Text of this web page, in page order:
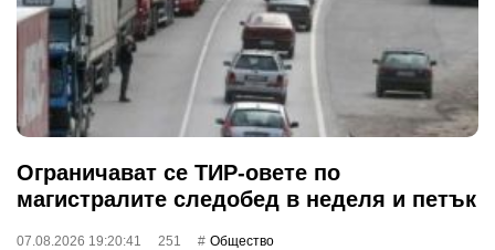
Ограничават се ТИР-овете по
магистралите следобед в неделя и петък
07.08.2026 19:20:41 251 Общество